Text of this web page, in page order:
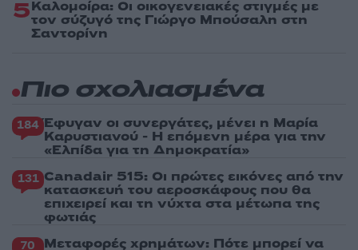
5Καλομοίρα: Οι οικογενειακές στιγμές με
τον σύζυγό της Γιώργο Μπούσαλη στη
Σαντορίνη
Πιο σχολιασμένα
184 Έφυγαν οι συνεργάτες, μένει η Μαρία
Καρυστιανού - Η επόμενη μέρα για την
«Ελπίδα για τη Δημοκρατία»
131 Canadair 515: Οι πρώτες εικόνες από την
κατασκευή του αεροσκάφους που θα
επιχειρεί και τη νύχτα στα μέτωπα της
φωτιάς
70 Μεταφορές χρημάτων: Πότε μπορεί να